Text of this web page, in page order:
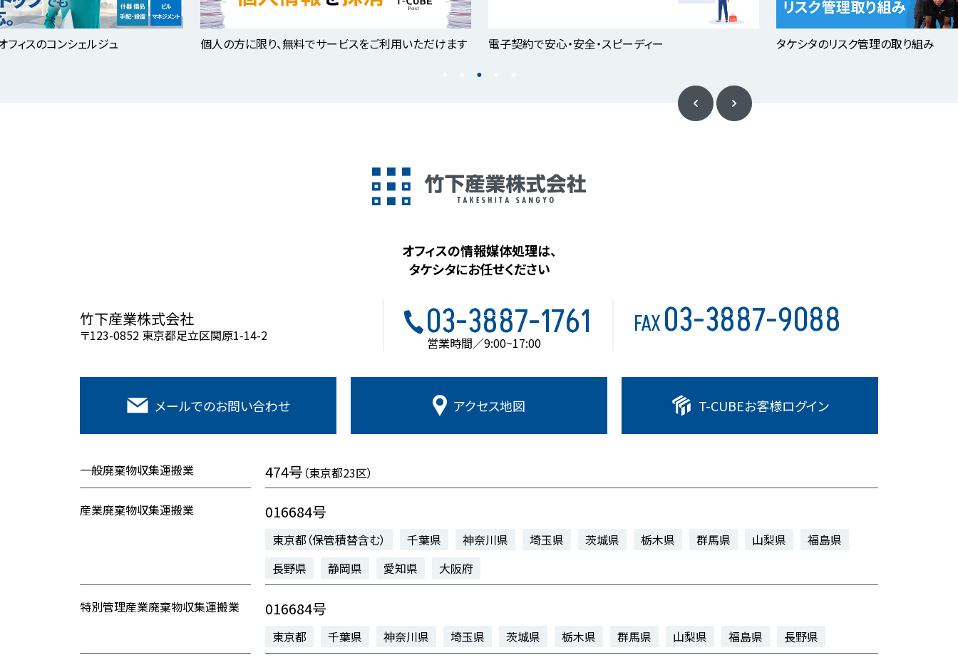
ィスのコンシェルジュ 個人の方に限り、無料でサービスをご利用いただけます 電子契約で安心・安全・スピーディー タケシタのリスク管理の取り組み
オフィスの情報媒体処理は、
タケシタにお任せください
竹下産業株式会社
〒123-0852 東京都足立区関原1-14-2 03-3887-1761
営業時間／9:00~17:00
FAX03-3887-9088
メールでのお問い合わせ アクセス地図 T-CUBEお客様ログイン
一般廃棄物収集運搬業 474号 （東京都23区）
産業廃棄物収集運搬業 016684号
東京都（保管積替含む） 千葉県 神奈川県 埼玉県 茨城県 栃木県 群馬県 山梨県
福島県
長野県
静岡県 愛知県 大阪府
特別管理産業廃棄物収集運搬業 016684号
東京都 千葉県 神奈川県 埼玉県 茨城県 栃木県 群馬県 山梨県 福島県 長野県